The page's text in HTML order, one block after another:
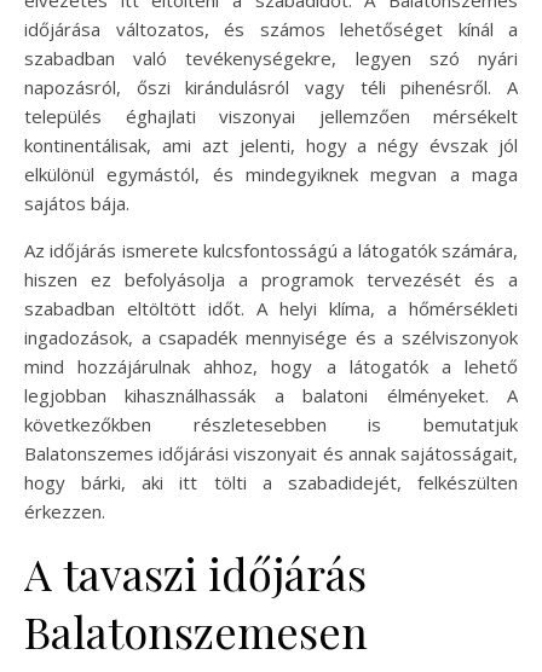
időjárása változatos, és számos lehetőséget kínál a
szabadban való tevékenységekre, legyen szó nyári
napozásról, őszi kirándulásról vagy téli pihenésről. A
település éghajlati viszonyai jellemzően mérsékelt
kontinentálisak, ami azt jelenti, hogy a négy évszak jól
elkülönül egymástól, és mindegyiknek megvan a maga
sajátos bája.
Az időjárás ismerete kulcsfontosságú a látogatók számára,
hiszen ez befolyásolja a programok tervezését és a
szabadban eltöltött időt. A helyi klíma, a hőmérsékleti
ingadozások, a csapadék mennyisége és a szélviszonyok
mind hozzájárulnak ahhoz, hogy a látogatók a lehető
legjobban kihasználhassák a balatoni élményeket. A
következőkben részletesebben is bemutatjuk
Balatonszemes időjárási viszonyait és annak sajátosságait,
hogy bárki, aki itt tölti a szabadidejét, felkészülten
érkezzen.
A tavaszi időjárás
Balatonszemesen